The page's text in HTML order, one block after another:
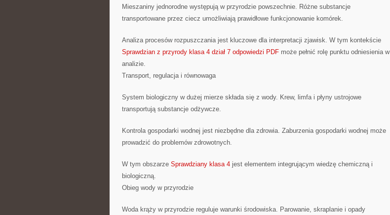
Mieszaniny jednorodne występują w przyrodzie powszechnie. Różne substancje
transportowane przez ciecz umożliwiają prawidłowe funkcjonowanie komórek.
Analiza procesów rozpuszczania jest kluczowe dla interpretacji zjawisk. W tym kontekście
Sprawdzian z przyrody klasa 4 dział 7 odpowiedzi PDF może pełnić rolę punktu odniesienia w
analizie.
Transport, regulacja i równowaga
System biologiczny w dużej mierze składa się z wody. Krew, limfa i płyny ustrojowe
transportują substancje odżywcze.
Kontrola gospodarki wodnej jest niezbędne dla zdrowia. Zaburzenia gospodarki wodnej może
prowadzić do problemów zdrowotnych.
W tym obszarze Sprawdziany klasa 4 jest elementem integrującym wiedzę chemiczną i
biologiczną.
Obieg wody w przyrodzie
Woda krąży w przyrodzie reguluje warunki środowiska. Parowanie, skraplanie i opady